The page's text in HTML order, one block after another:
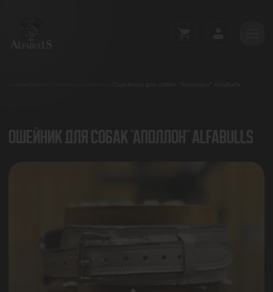
Ошейник для собак "Аполлон" AlfaBulls
ОШЕЙНИК ДЛЯ СОБАК "АПОЛЛОН" ALFABULLS